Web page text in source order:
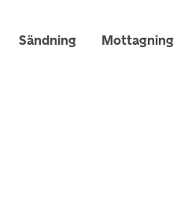
Sändning Mottagning